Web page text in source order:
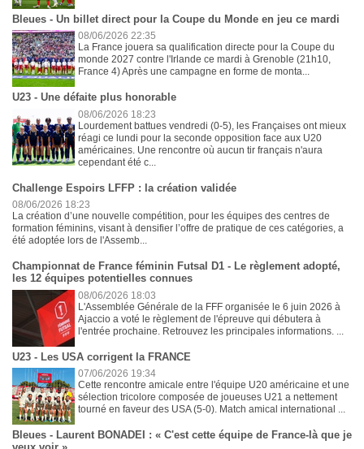
Bleues - Un billet direct pour la Coupe du Monde en jeu ce mardi
08/06/2026 22:35
La France jouera sa qualification directe pour la Coupe du
monde 2027 contre l'Irlande ce mardi à Grenoble (21h10,
France 4) Après une campagne en forme de monta...
U23 - Une défaite plus honorable
08/06/2026 18:23
Lourdement battues vendredi (0-5), les Françaises ont mieux
réagi ce lundi pour la seconde opposition face aux U20
américaines. Une rencontre où aucun tir français n'aura
cependant été c...
Challenge Espoirs LFFP : la création validée
08/06/2026 18:23
La création d’une nouvelle compétition, pour les équipes des centres de
formation féminins, visant à densifier l’offre de pratique de ces catégories, a
été adoptée lors de l'Assemb...
Championnat de France féminin Futsal D1 - Le règlement adopté,
les 12 équipes potentielles connues
08/06/2026 18:03
L'Assemblée Générale de la FFF organisée le 6 juin 2026 à
Ajaccio a voté le règlement de l'épreuve qui débutera à
l'entrée prochaine. Retrouvez les principales informations. ...
U23 - Les USA corrigent la FRANCE
07/06/2026 19:34
Cette rencontre amicale entre l'équipe U20 américaine et une
sélection tricolore composée de joueuses U21 a nettement
tourné en faveur des USA (5-0). Match amical international ...
Bleues - Laurent BONADEI : « C'est cette équipe de France-là que je